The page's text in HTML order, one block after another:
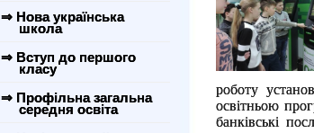
⇒ Нова українська
школа
⇒ Вступ до першого
класу
⇒ Профільна загальна
середня освіта
роботу
освітньою
банківські